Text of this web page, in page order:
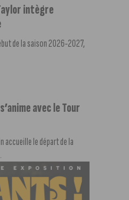
intègre
de la saison 2026-2027,
avec le Tour
accueille le départ de la